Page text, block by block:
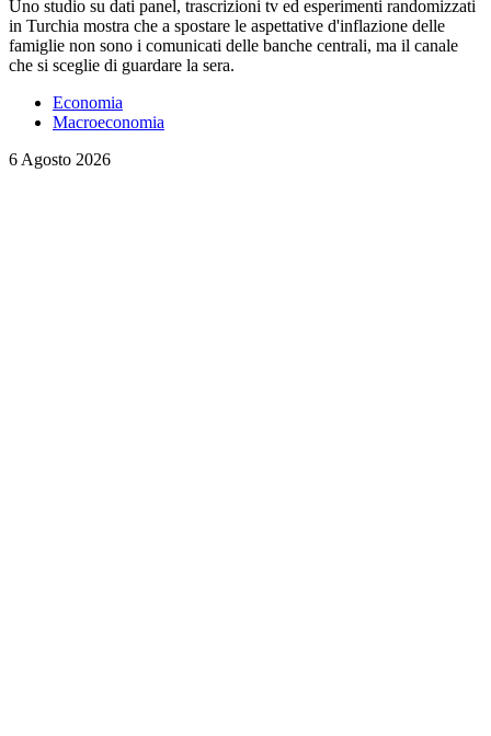
Uno studio su dati panel, trascrizioni tv ed esperimenti randomizzati
in Turchia mostra che a spostare le aspettative d'inflazione delle
famiglie non sono i comunicati delle banche centrali, ma il canale
che si sceglie di guardare la sera.
Economia
Macroeconomia
6 Agosto 2026